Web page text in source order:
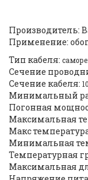
Производитель:
Применение:
Тип кабеля:
Cечение
Сечение кабеля:
Минимальный
Погонная
Максимальная
Макс
Минимальная
Температурная
Максимальная